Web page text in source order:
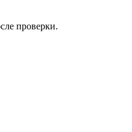
проверки.